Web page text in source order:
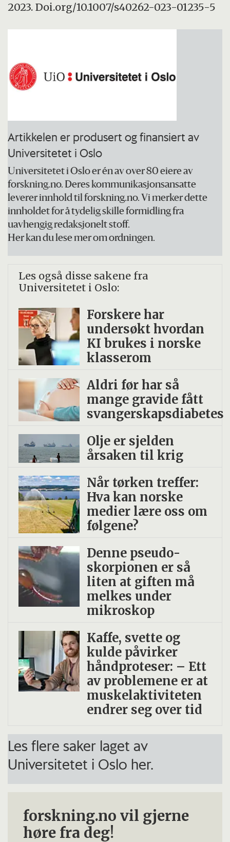
2023. Doi.org/10.1007/s40262-023-01235-5
Artikkelen er produsert og finansiert av
Universitetet i Oslo
Universitetet i Oslo er én av over 80 eiere av
forskning.no. Deres kommunikasjonsansatte
leverer innhold til forskning.no. Vi merker dette
innholdet for å tydelig skille formidling fra
uavhengig redaksjonelt stoff.
Her kan du lese mer om ordningen.
Les også disse sakene fra
Universitetet i Oslo:
Forskere har
undersøkt hvordan
KI brukes i norske
klasserom
Aldri før har så
mange gravide fått
svangerskapsdiabetes
Olje er sjelden
årsaken til krig
Når tørken treffer:
Hva kan norske
medier lære oss om
følgene?
Denne pseudo­
skorpionen er så
liten at giften må
melkes under
mikroskop
Kaffe, svette og
kulde påvirker
håndproteser: – Ett
av problemene er at
muskelaktiviteten
endrer seg over tid
Les flere saker laget av
Universitetet i Oslo her.
forskning.no vil gjerne
høre fra deg!